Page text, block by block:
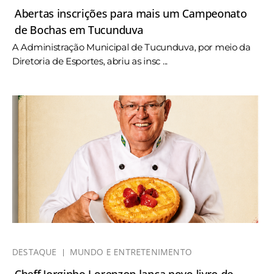
Abertas inscrições para mais um Campeonato
de Bochas em Tucunduva
A Administração Municipal de Tucunduva, por meio da
Diretoria de Esportes, abriu as insc ...
DESTAQUE MUNDO E ENTRETENIMENTO